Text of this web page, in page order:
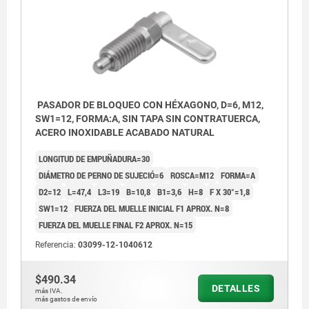
PASADOR DE BLOQUEO CON HÉXAGONO, D=6, M12,
SW1=12, FORMA:A, SIN TAPA SIN CONTRATUERCA,
ACERO INOXIDABLE ACABADO NATURAL
LONGITUD DE EMPUÑADURA=30
DIÁMETRO DE PERNO DE SUJECIÓ=6 ROSCA=M12 FORMA=A
D2=12 L=47,4 L3=19 B=10,8 B1=3,6 H=8 F X 30°=1,8
SW1=12 FUERZA DEL MUELLE INICIAL F1 APROX. N=8
FUERZA DEL MUELLE FINAL F2 APROX. N=15
Referencia: 03099-12-1040612
$490.34
más IVA.
más gastos de envío
DETALLES